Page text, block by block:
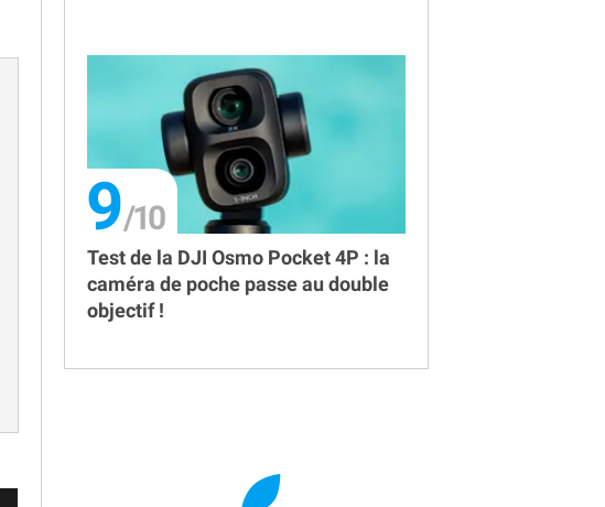
9
Test de la DJI Osmo Pocket 4P : la
caméra de poche passe au double
objectif !